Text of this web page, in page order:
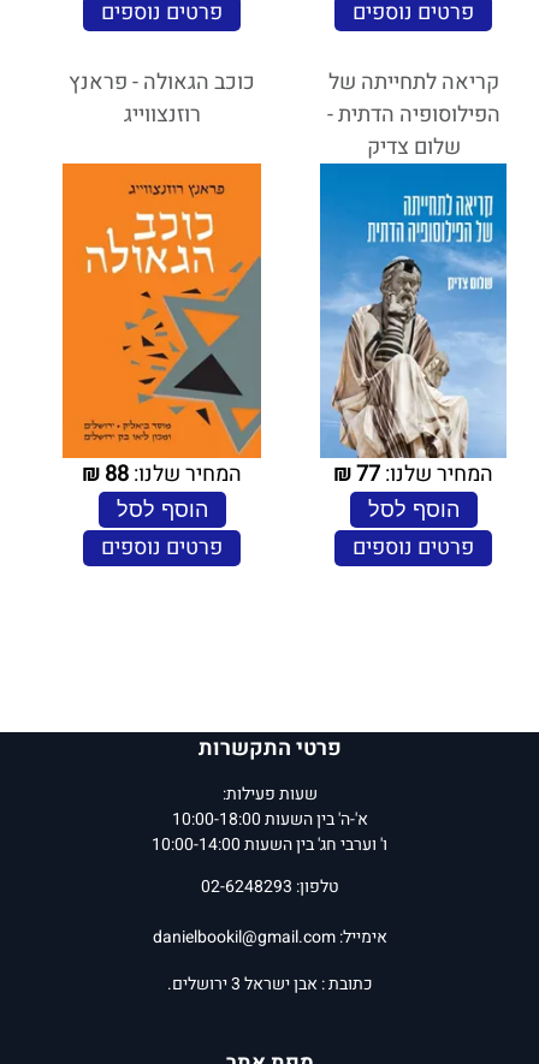
פרטים נוספים פרטים נוספים
קריאה לתחייתה של
הפילוסופיה הדתית -
שלום צדיק
המחיר שלנו:77
₪
הוסף לסל
פרטים נוספים
כוכב הגאולה - פראנץ
רוזנצווייג
המחיר שלנו:88
₪
הוסף לסל
פרטים נוספים
פרטי התקשרות
שעות פעילות:
א'-ה' בין השעות 10:00-18:00
ו' וערבי חג' בין השעות 10:00-14:00
טלפון: 02-6248293
אימייל:danielbookil@gmail.com
כתובת : אבן ישראל 3 ירושלים.